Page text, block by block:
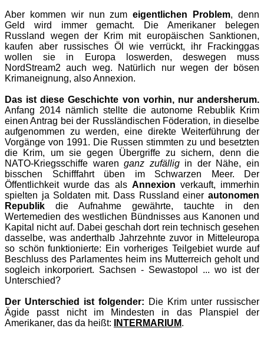
Aber kommen wir nun zumeigentlichen Problem, denn
Geld wird immer gemacht. Die Amerikaner belegen
Russland wegen der Krim mit europäischen Sanktionen,
kaufen aber russisches Öl wie verrückt, ihr Frackinggas
wollen sie in Europa loswerden, deswegen muss
NordStream2 auch weg. Natürlich nur wegen der bösen
Krimaneignung, also Annexion.
Das ist diese Geschichte von vorhin, nur andersherum.
Anfang 2014 nämlich stellte die autonome Rebublik Krim
einen Antrag bei der Russländischen Föderation, in dieselbe
aufgenommen zu werden, eine direkte Weiterführung der
Vorgänge von 1991. Die Russen stimmten zu und besetzten
die Krim, um sie gegen Übergriffe zu sichern, denn die
NATO-Kriegsschiffe warenganz zufälligin der Nähe, ein
bisschen Schifffahrt üben im Schwarzen Meer. Der
Öffentlichkeit wurde das als Annexion verkauft, immerhin
spielten ja Soldaten mit. Dass Russland einer autonomen
Republik die Aufnahme gewährte, tauchte in den
Wertemedien des westlichen Bündnisses aus Kanonen und
Kapital nicht auf. Dabei geschah dort rein technisch gesehen
dasselbe, was anderthalb Jahrzehnte zuvor in Mitteleuropa
so schön funktionierte: Ein vorheriges Teilgebiet wurde auf
Beschluss des Parlamentes heim ins Mutterreich geholt und
sogleich inkorporiert. Sachsen - Sewastopol ... wo ist der
Unterschied?
Der Unterschied ist folgender: Die Krim unter russischer
Ägide passt nicht im Mindesten in das Planspiel der
Amerikaner, das da heißt:
INTERMARIUM.